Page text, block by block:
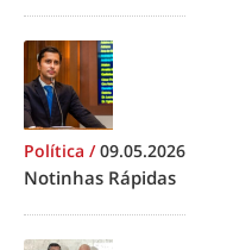
Política /09.05.2026
Notinhas Rápidas